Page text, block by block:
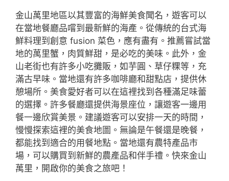
金山萬里地區以其豐富的海鮮美食聞名，遊客可以
在當地餐廳品嚐到最新鮮的海產。從傳統的台式海
鮮料理到創意 fusion 菜色，應有盡有。推薦嘗試當
地的萬里蟹，肉質鮮甜，是必吃的美味。此外，金
山老街也有許多小吃攤販，如芋圓、草仔粿等，充
滿古早味。當地還有許多咖啡廳和甜點店，提供休
憩場所。美食愛好者可以在這裡找到各種滿足味蕾
的選擇。許多餐廳還提供海景座位，讓遊客一邊用
餐一邊欣賞美景。建議遊客可以安排一天的時間，
慢慢探索這裡的美食地圖。無論是午餐還是晚餐，
都能找到適合的用餐地點。當地還有農特產品市
場，可以購買到新鮮的農產品和伴手禮。快來金山
萬里，開啟你的美食之旅吧！